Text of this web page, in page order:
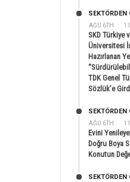
AĞU 6TH
SEKTÖRDEN
SKD Türkiye
Üniversitesi
Hazırlanan
TDK Genel
Sözlük’e
AĞU 6TH
SEKTÖRDEN
Evini
Doğru Boya
Konutun
SEKTÖRDEN